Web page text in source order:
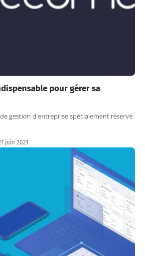
pour gérer sa
gestion d'entreprise spécialement réservé
juin 2021